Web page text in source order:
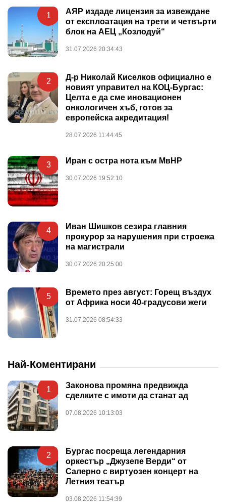
1
АЯР издаде лицензия за извеждане
от експлоатация на трети и четвърти
блок на АЕЦ „Козлодуй“
31.07.2026 20:34:43
2
Д-р Николай Киселков официално е
новият управител на КОЦ-Бургас:
Целта е да сме иновационен
онкологичен хъб, готов за
европейска акредитация!
28.07.2026 11:44:45
3 Иран с остра нота към МвНР
30.07.2026 19:52:10
4
Иван Шишков сезира главния
прокурор за нарушения при строежа
на магистрали
30.07.2026 20:25:00
5
Времето през август: Горещ въздух
от Африка носи 40-градусови жеги
31.07.2026 08:54:33
Най-Коментирани
1
Законова промяна предвижда
сделките с имоти да станат ад
07.08.2026 10:13:03
2
Бургас посреща легендарния
оркестър „Джузепе Верди“ от
Салерно с виртуозен концерт на
Летния театър
03.08.2026 11:54:39